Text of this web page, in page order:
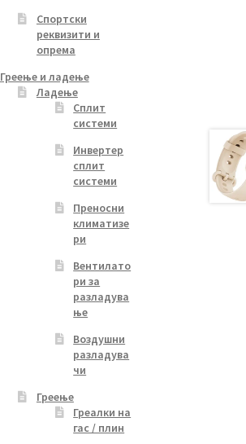
Спортски
реквизити и
опрема
Греење и ладење
Ладење
Сплит
системи
Инвертер
сплит
системи
Преносни
климатизе
ри
Вентилато
ри за
разладува
ње
Воздушни
разладува
чи
Греење
Греалки на
гас / плин